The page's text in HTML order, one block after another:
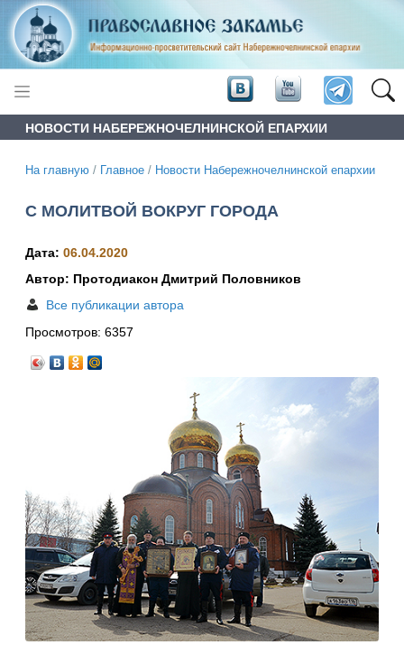
НОВОСТИ НАБЕРЕЖНОЧЕЛНИНСКОЙ ЕПАРХИИ
На главную / Главное / Новости Набережночелнинской епархии
С МОЛИТВОЙ ВОКРУГ ГОРОДА
Дата: 06.04.2020
Автор: Протодиакон Дмитрий Половников
Все публикации автора
Просмотров: 6357